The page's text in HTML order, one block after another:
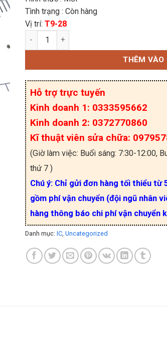
Tình trạng : Còn hàng
Vị trí: T9-28
IC MC34050P, DIP-16 số lượng
THÊM VÀO
Hỗ trợ trực tuyến
Kinh doanh 1: 0333595662
Kinh doanh 2: 0372770860
Kĩ thuật viên sửa chữa:
(Giờ làm việc: Buổi sáng: 7:30-12:00,
thứ 7 )
Chú ý: Chỉ gửi đơn hàng tối thiểu từ
gồm phí vận chuyển (đội ngũ nhân
hàng thông báo chi phí vận chuyển
Danh mục: IC Uncategorized